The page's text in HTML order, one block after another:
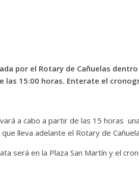
por el Rotary de Cañuelas
las 15:00 horas. Enterate el
a cabo a partir de las 15 horas
lleva adelante el Rotary de
será en la Plaza San Martín y el